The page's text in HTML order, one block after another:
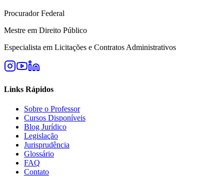
Procurador Federal
Mestre em Direito Público
Especialista em Licitações e Contratos Administrativos
Links Rápidos
Sobre o Professor
Cursos Disponíveis
Blog Jurídico
Legislação
Jurisprudência
Glossário
FAQ
Contato